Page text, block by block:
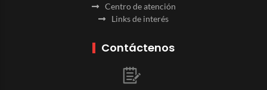
Centro de atención
Links de interés
Contáctenos